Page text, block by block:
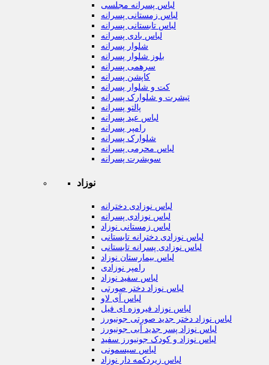
لباس پسرانه مجلسی
لباس زمستانی پسرانه
لباس تابستانی پسرانه
لباس بادی پسرانه
شلوار پسرانه
بلوز شلوار پسرانه
سرهمی پسرانه
کاپشن پسرانه
کت و شلوار پسرانه
تیشرت و شلوارک پسرانه
پالتو پسرانه
لباس عید پسرانه
رامپر پسرانه
شلوارک پسرانه
لباس محرمی پسرانه
سویشرت پسرانه
نوزاد
لباس نوزادی دخترانه
لباس نوزادی پسرانه
لباس زمستانی نوزاد
لباس نوزادی دخترانه تابستانی
لباس نوزادی پسرانه تابستانی
لباس بیمارستان نوزاد
رامپر نوزادی
لباس سفید نوزاد
لباس نوزاد دختر صورتی
لباس آی لاو
لباس نوزاد فیروزه ای فیل
لباس نوزاد دختر جدید صورتی جونیورز
لباس نوزاد پسر جدید آبی جونیورز
لباس نوزاد و کودک جونیورز سفید
لباس سیسمونی
لباس زیردکمه دار نوزاد